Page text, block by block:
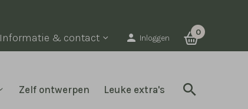
Informatie & contact Inloggen
0
Zelf ontwerpen Leuke extra's